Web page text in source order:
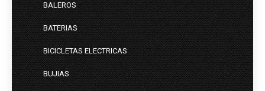
BALEROS
BATERIAS
BICICLETAS ELECTRICAS
BUJIAS